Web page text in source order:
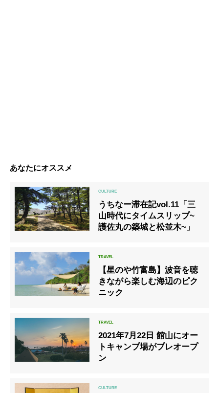
あなたにオススメ
うちなー滞在記vol.11「三
山時代にタイムスリップ~
護佐丸の築城と松並木~」
【星のや竹富島】波音を聴
きながら楽しむ海辺のピク
ニック
2021年7月22日 館山にオー
トキャンプ場がプレオープ
ン